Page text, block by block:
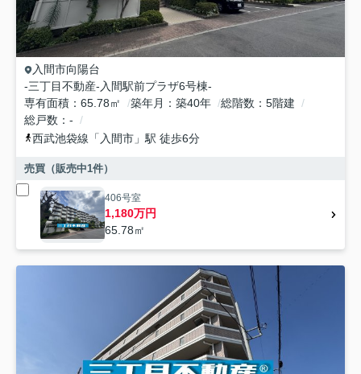
入間市向陽台
-三丁目不動産-入間駅前プラザ6号棟-
専有面積
65.78㎡ 築年月 築40年 総階数
5階建
総戸数
-
西武池袋線 「 入間市 」駅 徒歩6分
売買（販売中1件）
406号室
1,180万円
65.78㎡